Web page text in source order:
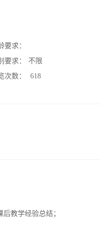
要求：
要求：
不限
次数：
618
教学经验总结；